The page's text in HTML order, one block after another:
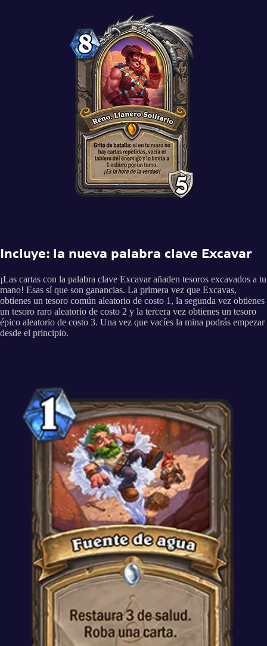
Incluye: la nueva palabra clave Excavar
¡Las cartas con la palabra clave Excavar añaden tesoros excavados a tu
mano! Esas sí que son ganancias. La primera vez que Excavas,
obtienes un tesoro común aleatorio de costo 1, la segunda vez obtienes
un tesoro raro aleatorio de costo 2 y la tercera vez obtienes un tesoro
épico aleatorio de costo 3. Una vez que vacíes la mina podrás empezar
desde el principio.